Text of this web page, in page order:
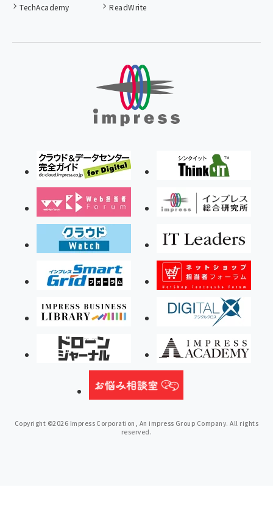
TechAcademy ReadWrite
Copyright ©2026 Impress Corporation, An impress Group Company. All rights
reserved.